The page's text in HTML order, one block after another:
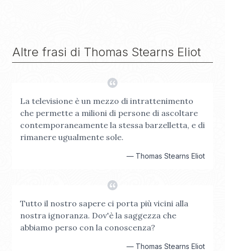
Altre frasi di Thomas Stearns Eliot
La televisione è un mezzo di intrattenimento
che permette a milioni di persone di ascoltare
contemporaneamente la stessa barzelletta, e di
rimanere ugualmente sole.
— Thomas Stearns Eliot
Tutto il nostro sapere ci porta più vicini alla
nostra ignoranza. Dov'è la saggezza che
abbiamo perso con la conoscenza?
— Thomas Stearns Eliot